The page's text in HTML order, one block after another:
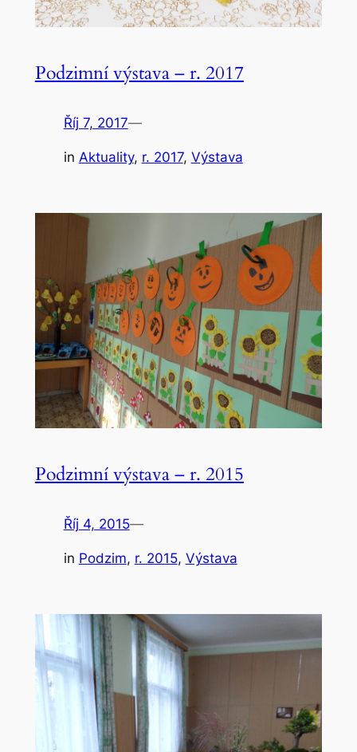
Podzimní výstava – r. 2017
Říj 7, 2017—
in Aktuality, r. 2017, Výstava
Podzimní výstava – r. 2015
Říj 4, 2015—
in Podzim, r. 2015, Výstava